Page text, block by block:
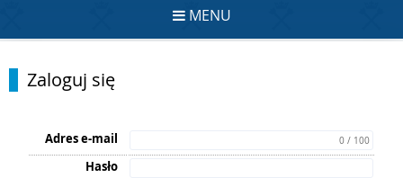
MENU
Zaloguj się
Adres e-mail 0 / 100
Hasło